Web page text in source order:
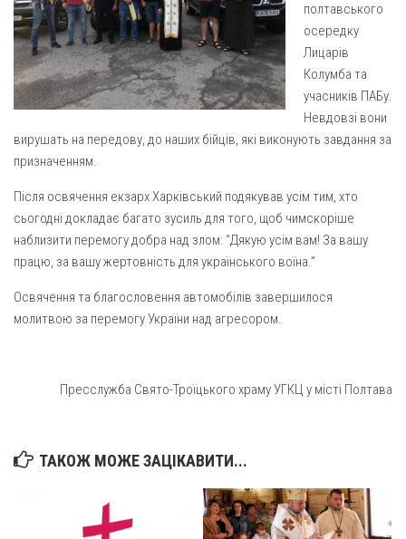
Парохії Сумської області
Введення в храм Богородиці (м. Суми)
Матері Божої Неустанної Помочі (м. Охтирка)
Монастирі
Свято-Покровський монастир оо Василіян
Св. Йосифа ОПДМ
Монастир сестер милосердя Св. Вінкентія. Дім Милосердя
Монастир Успення Пресвятої Богородиці Сестер Чину
Святого Василія Великого
Комісії
Катехитична комісія
Комісія у справах родини
Спільноти
полтавського
осередку
Лицарів
Колумба та
учасників ПАБу.
Невдовзі вони
вирушать на передову, до наших бійців, які виконують завдання за
призначенням.
Після освячення екзарх Харківський подякував усім тим, хто
сьогодні докладає багато зусиль для того, щоб чимскоріше
наблизити перемогу добра над злом: “Дякую усім вам! За вашу
працю, за вашу жертовність для українського воїна.”
Освячення та благословення автомобілів завершилося
молитвою за перемогу України над агресором.
Пресслужба Свято-Троїцького храму УГКЦ у місті Полтава
ТАКОЖ МОЖЕ ЗАЦІКАВИТИ...